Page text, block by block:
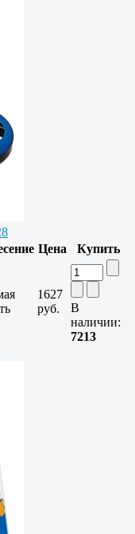
Цена Купить
1627
руб.
В
наличии:
7213